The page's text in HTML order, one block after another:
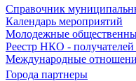
Справочник
Календарь мероприятий
Молодежные
Реестр НКО -
Международные
Города партнеры